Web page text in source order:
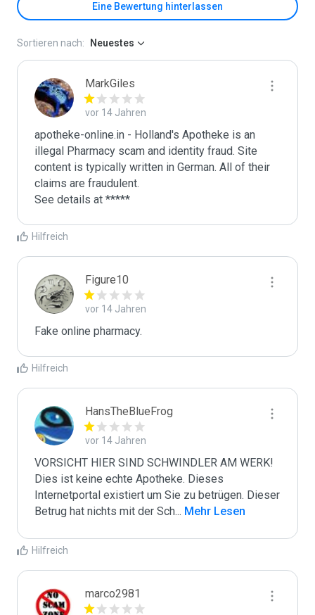
Eine Bewertung hinterlassen
Sortieren nach: Neuestes
MarkGiles
vor 14 Jahren
apotheke-online.in - Holland's Apotheke is an
illegal Pharmacy scam and identity fraud. Site
content is typically written in German. All of their
claims are fraudulent.
See details at *****
Hilfreich
Figure10
vor 14 Jahren
Fake online pharmacy.
Hilfreich
HansTheBlueFrog
vor 14 Jahren
VORSICHT HIER SIND SCHWINDLER AM WERK!
Dies ist keine echte Apotheke. Dieses
Internetportal existiert um Sie zu betrügen. Dieser
Betrug hat nichts mit der Sch... Mehr Lesen
Hilfreich
marco2981